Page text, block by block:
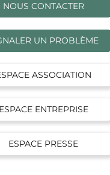
NOUS CONTACTER
UN PROBLÈME
ASSOCIATION
ESPACE ENTREPRISE
ESPACE PRESSE